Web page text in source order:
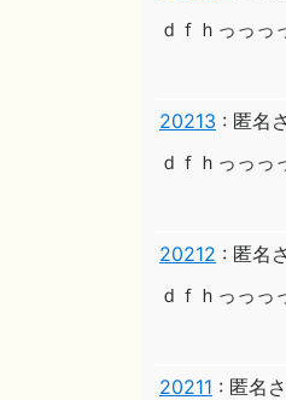
ｄｆｈっっっ
20213 : 匿名
ｄｆｈっっっ
20212 : 匿名
ｄｆｈっっっ
20211 : 匿名